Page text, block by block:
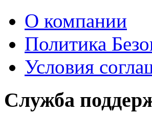
О компании
Политика
Условия
Служба